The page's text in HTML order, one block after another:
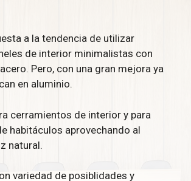
a la tendencia de utilizar
de interior minimalistas con
Pero, con una gran mejora ya
en aluminio.
cerramientos de interior y para
habitáculos aprovechando al
natural.
variedad de posiblidades y